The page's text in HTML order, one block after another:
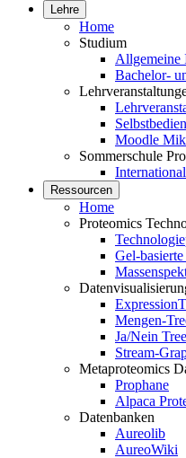
Lehre
Home
Studium
Allgemeine
Bachelor-
Moodle
Sommerschule
Ressourcen
Home
Proteomics
Gel-
Mengen-
Ja/Nein
Stream-
Metaproteomics
Prophane
Alpaca
Datenbanken
Aureolib
AureoWiki